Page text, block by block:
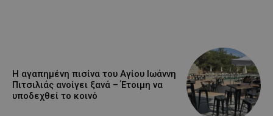
Η αγαπημένη πισίνα του Αγίου Ιωάννη
Πιτσιλιάς ανοίγει ξανά – Έτοιμη να
υποδεχθεί το κοινό